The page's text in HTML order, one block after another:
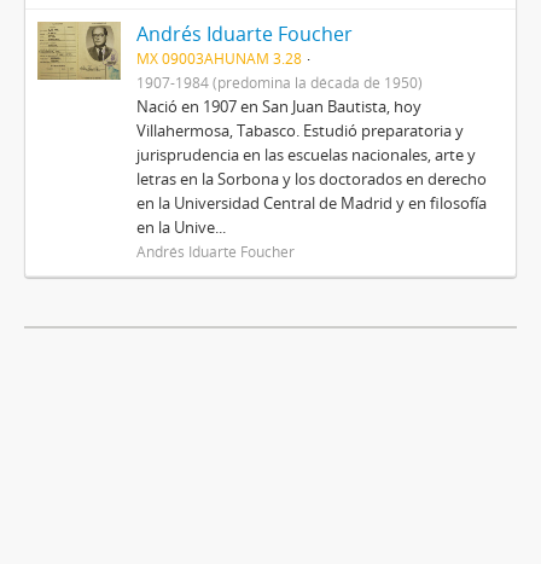
Andrés Iduarte Foucher
MX 09003AHUNAM 3.28
1907-1984 (predomina la década de 1950)
Nació en 1907 en San Juan Bautista, hoy
Villahermosa, Tabasco. Estudió preparatoria y
jurisprudencia en las escuelas nacionales, arte y
letras en la Sorbona y los doctorados en derecho
en la Universidad Central de Madrid y en filosofía
en la Unive...
Andrés Iduarte Foucher